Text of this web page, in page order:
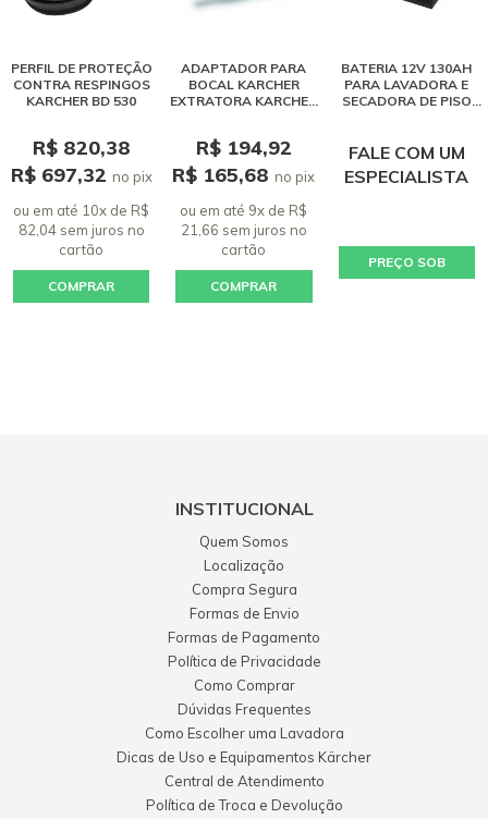
PERFIL DE PROTEÇÃO
CONTRA RESPINGOS
KARCHER BD 530
R$ 820,38
R$ 697,32 no pix
ou em até 10x de R$
82,04 sem juros no
cartão
COMPRAR
ADAPTADOR PARA
BOCAL KARCHER
EXTRATORA KARCHER
R$ 194,92
R$ 165,68no pix
ou em até 9x de R$
21,66 sem juros no
cartão
COMPRAR
BATERIA 12V 130AH
PARA LAVADORA E
SECADORA DE PISO
FALE COM UM
ESPECIALISTA
PREÇO SOB
INSTITUCIONAL
Quem Somos
Localização
Compra Segura
Formas de Envio
Formas de Pagamento
Política de Privacidade
Como Comprar
Dúvidas Frequentes
Como Escolher uma Lavadora
Dicas de Uso e Equipamentos Kärcher
Central de Atendimento
Política de Troca e Devolução